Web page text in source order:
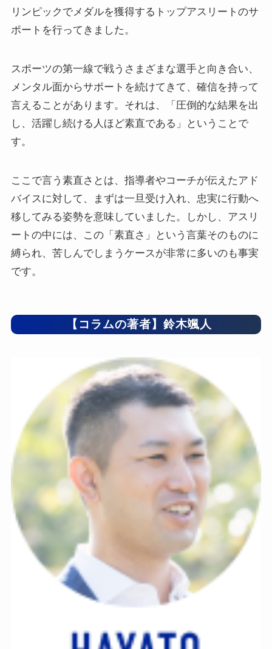
リンピックでメダルを獲得するトップアスリートのサ
ポートを行ってきました。
スポーツの第一線で戦うさまざまな選手と向き合い、
メンタル面からサポートを続けてきて、確信を持って
言えることがあります。それは、「圧倒的な結果を出
し、活躍し続ける人ほど素直である」ということで
す。
ここで言う素直さとは、指導者やコーチが伝えたアド
バイスに対して、まずは一旦受け入れ、忠実に行動へ
移してみる姿勢を意味していました。しかし、アスリ
ートの中には、この「素直さ」という言葉そのものに
縛られ、苦しんでしまうケースが非常に多いのも事実
です。
【コラムの著者】鈴木颯人